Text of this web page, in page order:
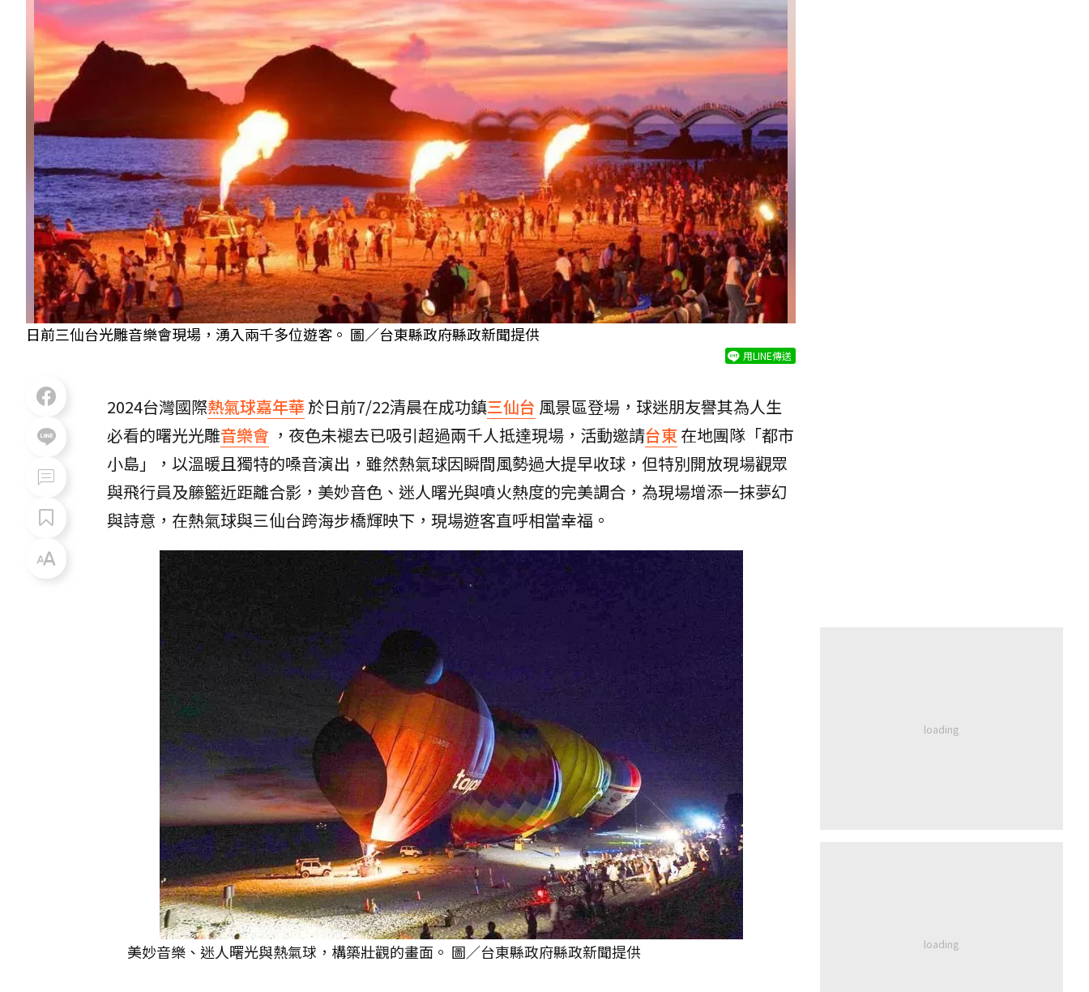
日前三仙台光雕音樂會現場，湧入兩千多位遊客。 圖／台東縣政府縣政新聞提供
用LINE傳送
2024台灣國際熱氣球嘉年華 於日前7/22清晨在成功鎮三仙台 風景區登場，球迷朋友譽其為人生
必看的曙光光雕音樂會 ，夜色未褪去已吸引超過兩千人抵達現場，活動邀請台東 在地團隊「都市
小島」，以溫暖且獨特的嗓音演出，雖然熱氣球因瞬間風勢過大提早收球，但特別開放現場觀眾
與飛行員及籐籃近距離合影，美妙音色、迷人曙光與噴火熱度的完美調合，為現場增添一抹夢幻
與詩意，在熱氣球與三仙台跨海步橋輝映下，現場遊客直呼相當幸福。
美妙音樂、迷人曙光與熱氣球，構築壯觀的畫面。 圖／台東縣政府縣政新聞提供